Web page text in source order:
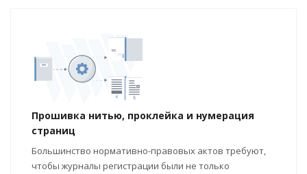
Прошивка нитью, проклейка и нумерация
страниц
Большинство нормативно-правовых актов требуют,
чтобы журналы регистрации были не только